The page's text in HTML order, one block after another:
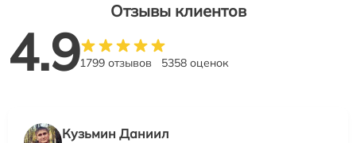
Отзывы клиентов
4.91799 отзывов 5358 оценок
Кузьмин Даниил